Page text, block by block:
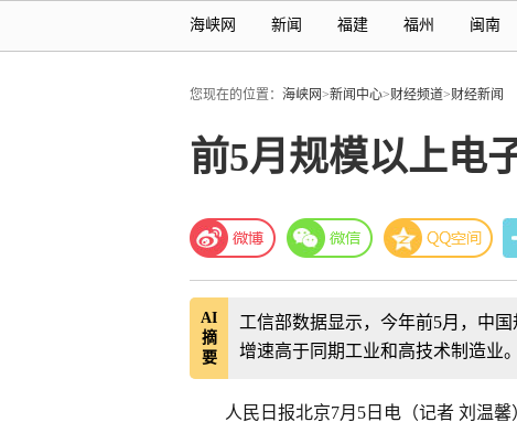
海峡网 新闻 福建 福州 闽南
您现在的位置： 海峡网>新闻中心>财经频道>财经新闻
前5月规模以上电
AI
摘
要
工信部数据显示，今年前5月，中
增速高于同期工业和高技术制造业。
人民日报北京7月5日电（记者 刘温